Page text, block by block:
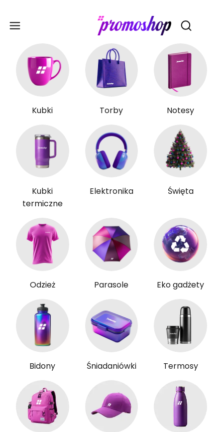
Otwórz
Kubki Torby Notesy
Kubki
termiczne
Elektronika Święta
Odzież Parasole Eko gadżety
Bidony Śniadaniówki Termosy